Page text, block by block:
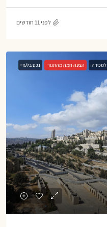
לפני 11 חודשים
למכירה הצעה חמה מהתנור נכס בלעדי